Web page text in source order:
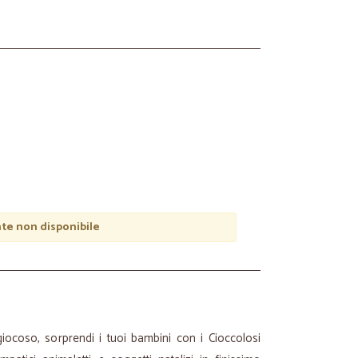
non disponibile
sorprendi i tuoi bambini con i Cioccolosi